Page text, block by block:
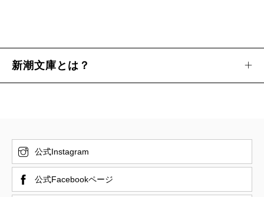
新潮文庫とは？
公式Instagram
公式Facebookページ